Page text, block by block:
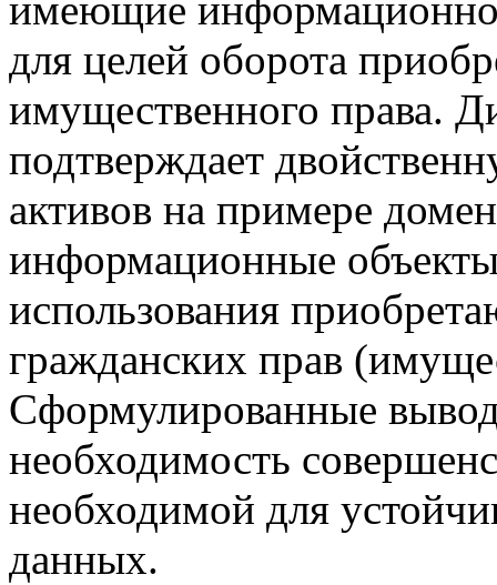
имеющие
для целей оборота
имущественного права.
подтверждает
активов на примере
информационные
использования
гражданских прав
Сформулированные
необходимость
необходимой для
данных.